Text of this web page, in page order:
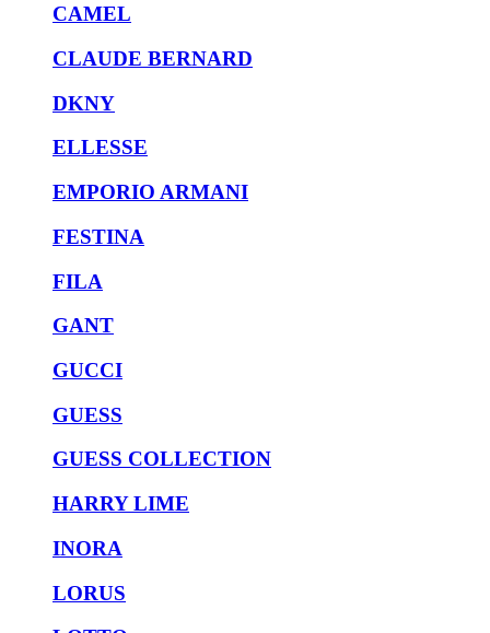
CAMEL
CLAUDE BERNARD
DKNY
ELLESSE
EMPORIO ARMANI
FESTINA
FILA
GANT
GUCCI
GUESS
GUESS COLLECTION
HARRY LIME
INORA
LORUS